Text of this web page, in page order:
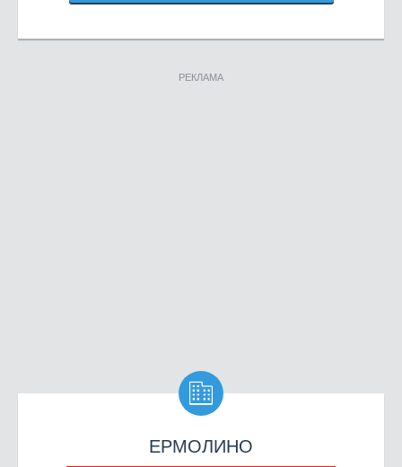
РЕКЛАМА

ЕРМОЛИНО